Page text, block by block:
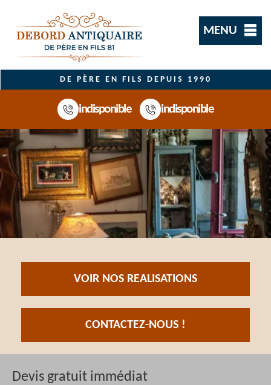
MENU
DE PÈRE EN FILS DEPUIS 1990
indisponible indisponible
VOIR NOS REALISATIONS
CONTACTEZ-NOUS !
Devis gratuit immédiat